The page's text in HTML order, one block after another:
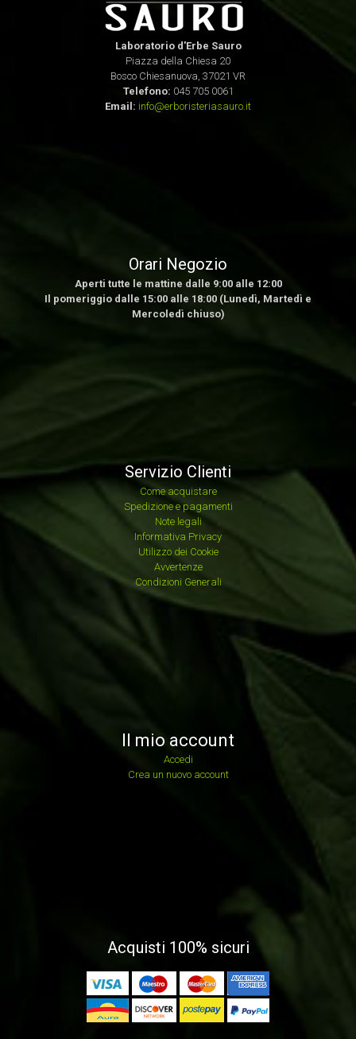
Laboratorio d'Erbe Sauro
Piazza della Chiesa 20
Bosco Chiesanuova, 37021 VR
Telefono: 045 705 0061
Email: info@erboristeriasauro.it
Orari Negozio
Aperti tutte le mattine dalle 9:00 alle 12:00
Il pomeriggio dalle 15:00 alle 18:00 (Lunedì, Martedì e
Mercoledì chiuso)
Servizio Clienti
Come acquistare
Spedizione e pagamenti
Note legali
Informativa Privacy
Utilizzo dei Cookie
Avvertenze
Condizioni Generali
Il mio account
Accedi
Crea un nuovo account
Acquisti 100% sicuri